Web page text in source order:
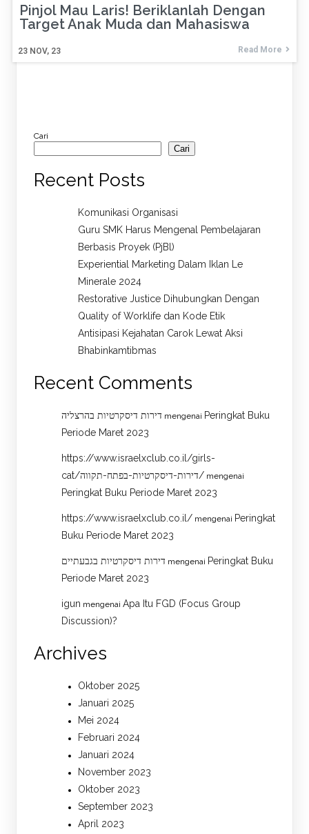
Pinjol Mau Laris! Beriklanlah Dengan
Target Anak Muda dan Mahasiswa
23 NOV, 23 Read More
Cari
Cari
Recent Posts
Komunikasi Organisasi
Guru SMK Harus Mengenal Pembelajaran
Berbasis Proyek (PjBl)
Experiential Marketing Dalam Iklan Le
Minerale 2024
Restorative Justice Dihubungkan Dengan
Quality of Worklife dan Kode Etik
Antisipasi Kejahatan Carok Lewat Aksi
Bhabinkamtibmas
Recent Comments
דירות דיסקרטיות בהרצליה mengenai Peringkat Buku
Periode Maret 2023
https://www.israelxclub.co.il/girls-
cat/דירות-דיסקרטיות-בפתח-תקווה/ mengenai
Peringkat Buku Periode Maret 2023
https://www.israelxclub.co.il/ mengenai Peringkat
Buku Periode Maret 2023
דירות דיסקרטיות בגבעתיים mengenai Peringkat Buku
Periode Maret 2023
igun mengenai Apa Itu FGD (Focus Group
Discussion)?
Archives
Oktober 2025
Januari 2025
Mei 2024
Februari 2024
Januari 2024
November 2023
Oktober 2023
September 2023
April 2023